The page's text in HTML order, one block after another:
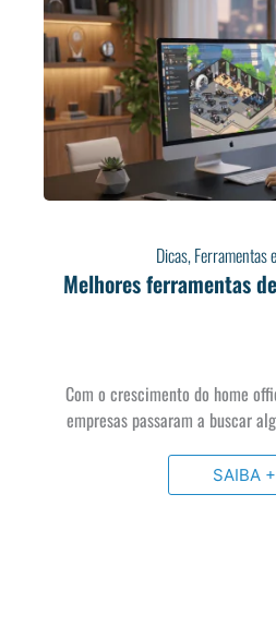
Dicas,Ferramentas
Melhores ferramentas
Com o crescimento do home
empresas passaram a buscar
SAIBA +